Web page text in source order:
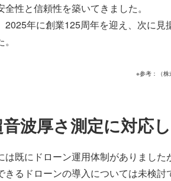
全性と信頼性を築いてきました。
2025年に創業125周年を迎え、次に
※参考：（株
波厚さ測定に対応
は既にドローン運用体制がありました
きるドローンの導入については未検討